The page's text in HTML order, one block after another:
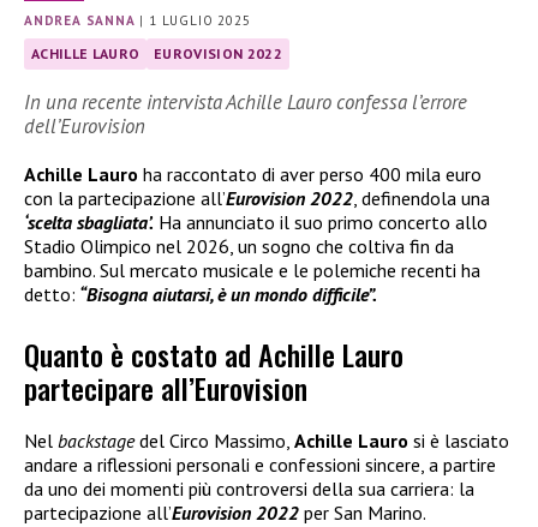
ANDREA SANNA | 1 LUGLIO 2025
ACHILLE LAURO EUROVISION 2022
In una recente intervista Achille Lauro confessa l’errore
dell’Eurovision
Achille Lauro ha raccontato di aver perso 400 mila euro
con la partecipazione all’Eurovision 2022 , definendola una
‘scelta sbagliata’. Ha annunciato il suo primo concerto allo
Stadio Olimpico nel 2026, un sogno che coltiva fin da
bambino. Sul mercato musicale e le polemiche recenti ha
detto: “Bisogna aiutarsi, è un mondo difficile”.
Quanto è costato ad Achille Lauro
partecipare all’Eurovision
Nel backstagedel Circo Massimo, Achille Lauro si è lasciato
andare a riflessioni personali e confessioni sincere, a partire
da uno dei momenti più controversi della sua carriera: la
partecipazione all’Eurovision 2022 per San Marino.